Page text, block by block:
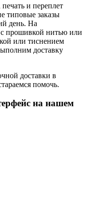
и переплет
типовые заказы
день. На
с прошивкой нитью или
или тиснением
доставку
доставки в
помочь.
на нашем